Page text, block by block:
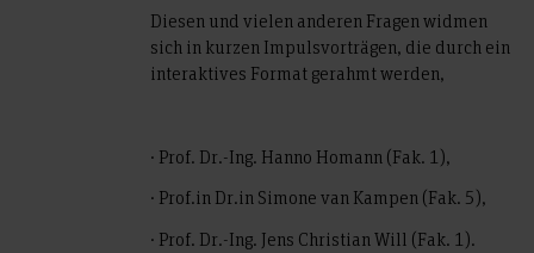
Diesen und vielen anderen Fragen widmen
sich in kurzen Impulsvorträgen, die durch ein
interaktives Format gerahmt werden,
· Prof. Dr.-Ing. Hanno Homann (Fak. 1),
· Prof.in Dr.in Simone van Kampen (Fak. 5),
· Prof. Dr.-Ing. Jens Christian Will (Fak. 1).